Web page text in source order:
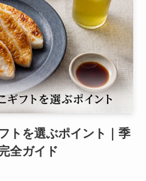
トを選ぶポイント｜季
全ガイド